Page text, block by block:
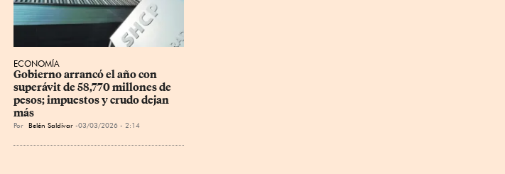
ECONOMÍA
Gobierno arrancó el año con
superávit de 58,770 millones de
pesos; impuestos y crudo dejan
más
Por Belén Saldívar 03/03/2026 - 2:14